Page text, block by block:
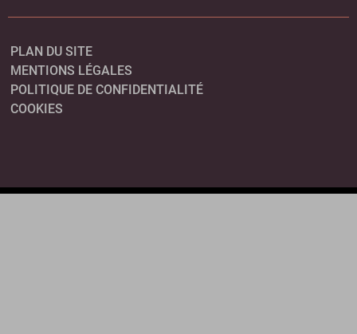
PLAN DU SITE
MENTIONS LÉGALES
POLITIQUE DE CONFIDENTIALITÉ
COOKIES